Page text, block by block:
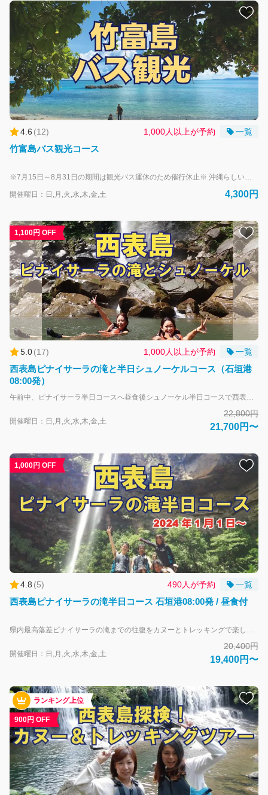
4.6 (12) 1,000人以上が予約 一覧
竹富島バス観光コース
※7月15日～8月31日の期間は観光バス運休のため催行休止※ 沖縄らしい原風景が残る竹富島を、バスでゆったりと観光します。石垣⇔竹富島のフェリー券も付いてお得！ 伝統的な赤瓦の集落内と、”星砂の浜”で有名なカイジ浜では下車しての散策や星砂探しをお楽しみください。 石垣島へのお戻りはお好きな時間をお選びいただけるので、ツアー後に美しいビーチ、海の見えるカフェ、可愛らしいお土産物屋さんなど自由散策も可能です。 無料お荷物預りサービスのご利用で気軽に参加できるのも人気の理由です。 大人-中学生以上 子供-小学生 幼児-未就学児 乳幼児-未就学児（0～2歳） 最少催行人数2名様以上
開催曜日：日,月,火,水,木,金,土 4,300円
1,100円 OFF
5.0(17) 1,000人以上が予約 一覧
西表島ピナイサーラの滝と半日シュノーケルコース（石垣港
08:00発）
午前中、ピナイサーラ半日コースへ昼食後シュノーケル半日コースで西表の素晴らしい海へご案内。 サンゴでできたバラス島や、その日きれいなポイントへ。昼食も付いたお得なプランです！ 一日で西表の山・川・海をご案内します！ （天候・潮位などにより、午前と午後を入れ変える事もありますのでご了承下さい。）【前日まで要予約】 大人-中学生以上 子供-小学生 安全面を考慮して幼児及び65歳以上のお客様のご参加はお断りしています。 また、以下に該当する方は、残念ながらツアーへのご参加をお断りします。 ・視覚・聴覚・四肢に障害のある方 ・妊婦の方 ・捻挫などケガをしている方 ・心疾患・糖尿病・呼吸器系疾患などツアー参加にリスクのある持病の方 ・極度の肥満体型の方 ・発熱など健康状態の悪い方 ・17歳以下だけでの参加 ・当日飲酒されている方 ・集団行動を乱す方 ・ガイドの指示に従えない方 ・案内ガイドや注意事項が日本語で理解できない方 「西表島エコツーリズム推進全体構想」の策定により、2025年3月1日以降にピナイサーラの滝（特定自然観光資源）に立ち入る場合は、事前に「立入申請」が必要となります。 申請は「八重山観光フェリー」にてご予約完了後、アクティビティ催会社が申請を代行して行います。 申請にあたりツアー参加者全員の下記の情報が必要となります。情報に不備があると手続きの完了ができません。 ※申請時には１人あたり500円の手数料が発生いたします。（ツアー料金に含む） 代表者：氏名（フリガナ）・年齢・住所・電話番号・メールアドレス（携帯電話・メールアドレスは当日も確認できるもの） 同行者：氏名・年齢・性別 「西表島エコツーリズム推進全体構想」については下記リンクをご確認下さい。 https://iriomote-ecotourism.jp/field-usage-plan/
開催曜日：日,月,火,水,木,金,土
22,800円
21,700円〜
1,000円 OFF
4.8 (5) 490人が予約 一覧
西表島ピナイサーラの滝半日コース 石垣港08:00発 / 昼食付
県内最高落差ピナイサーラの滝までの往復をカヌーとトレッキングで楽しむツアーです。 マングローブが生い茂る川を、ゆっくりとカヌーを漕ぎながら様々な亜熱帯の動植物を観察します。 大人-中学生以上 子供-小学生 安全面を考慮して幼児及び65歳以上のお客様のご参加はお断りしています。 また、以下に該当する方は、残念ながらツアーへのご参加をお断りします。 ・視覚・聴覚・四肢に障害のある方 ・妊婦の方 ・捻挫などケガをしている方 ・心疾患・糖尿病・呼吸器系疾患などツアー参加にリスクのある持病の方 ・極度の肥満体型の方 ・発熱など健康状態の悪い方 ・17歳以下だけでの参加 ・ご参加前に飲酒されている方 ・集団行動を乱す方 ・ガイドの指示に従えない方 ・案内ガイドや注意事項が日本語で理解できない方 「西表島エコツーリズム推進全体構想」の策定により、2025年3月1日以降にピナイサーラの滝（特定自然観光資源）に立ち入る場合は、事前に「立入申請」が必要となります。 申請は「八重山観光フェリー」にてご予約完了後、アクティビティ催会社が申請を代行して行います。 申請にあたりツアー参加者全員の下記の情報が必要となります。情報に不備があると手続きの完了ができません。 ※申請時には１人あたり500円の手数料が発生いたします。（ツアー料金に含む） 代表者：氏名（フリガナ）・年齢・住所・電話番号・メールアドレス（携帯電話・メールアドレスは当日も確認できるもの） 同行者：氏名・年齢・性別 「西表島エコツーリズム推進全体構想」については下記リンクをご確認下さい。 https://iriomote-ecotourism.jp/field-usage-plan/
開催曜日：日,月,火,水,木,金,土
20,400円
19,400円〜
ランキング上位
900円 OFF